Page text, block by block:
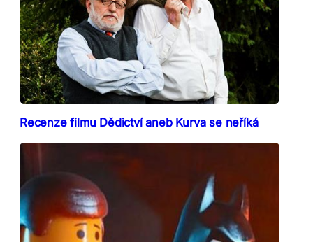
Recenze filmu Dědictví aneb Kurva se neříká